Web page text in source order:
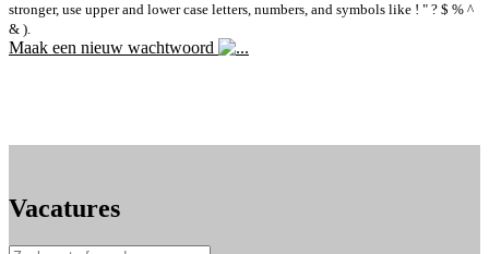
stronger, use upper and lower case letters, numbers, and symbols like ! " ? $ % ^
& ).
Maak een nieuw wachtwoord
Vacatures